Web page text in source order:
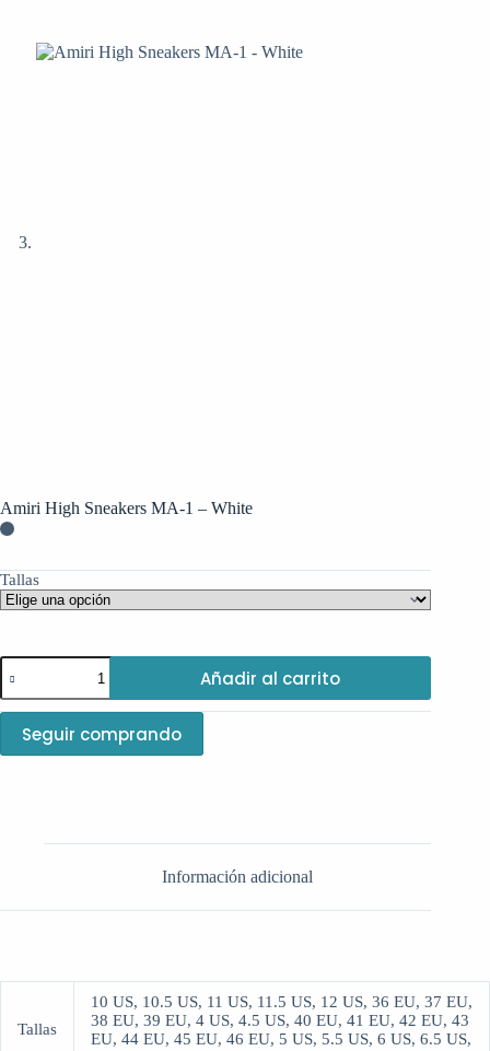
Amiri High Sneakers MA-1 – White
Tallas
Amiri
High
Sneakers
MA-
-
Añadir al carrito
Seguir comprando
Información adicional
Tallas
10 US, 10.5 US, 11 US, 11.5 US, 12 US, 36 EU, 37 EU,
38 EU, 39 EU, 4 US, 4.5 US, 40 EU, 41 EU, 42 EU, 43
EU, 44 EU, 45 EU, 46 EU, 5 US, 5.5 US, 6 US, 6.5 US,